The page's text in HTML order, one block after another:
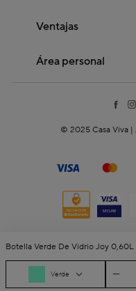
Botella Verde De Vidrio Joy 0,60L
Verde
Ventajas
Área personal
© 2025 Casa Viva |